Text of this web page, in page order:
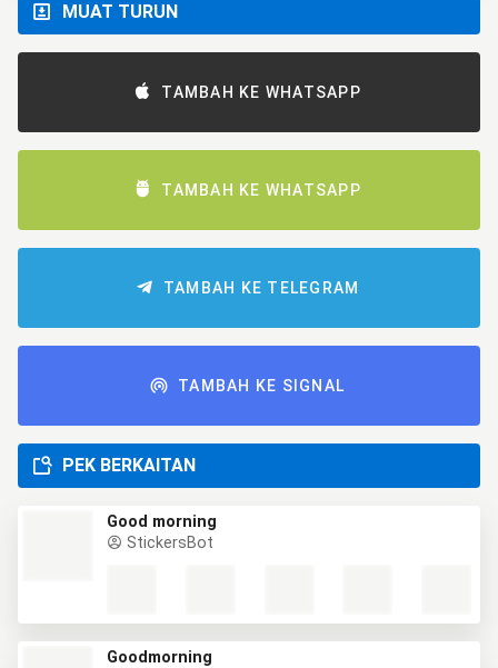
MUAT TURUN
TAMBAH KE WHATSAPP
TAMBAH KE WHATSAPP
TAMBAH KE TELEGRAM
TAMBAH KE SIGNAL
PEK BERKAITAN
Good morning
StickersBot
Goodmorning